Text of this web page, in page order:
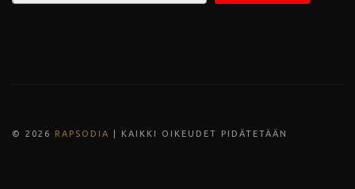
© 202 6 RAPSODIA | KAIKKI OIKEUDET PIDÄTETÄÄN